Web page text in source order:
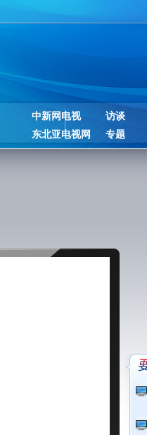
中新网电视
访谈
东北亚电视网
专题